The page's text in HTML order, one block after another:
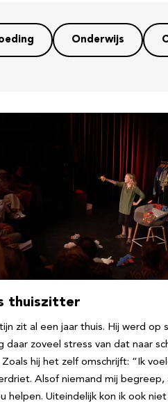
Onderwijs
thuiszitter
zit al een jaar thuis. Hij werd op
daar zoveel stress van dat naar
hij het zelf omschrijft: “Ik
Alsof niemand mij begreep,
helpen. Uiteindelijk kon ik ook